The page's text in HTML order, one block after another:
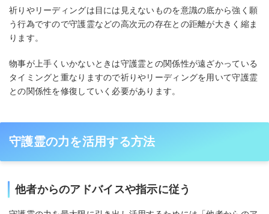
祈りやリーディングは目には見えないものを意識の底から強く願
う行為ですので守護霊などの高次元の存在との距離が大きく縮ま
ります。
物事が上手くいかないときは守護霊との関係性が遠ざかっている
タイミングと重なりますので祈りやリーディングを用いて守護霊
との関係性を修復していく必要があります。
守護霊の力を活用する方法
他者からのアドバイスや指示に従う